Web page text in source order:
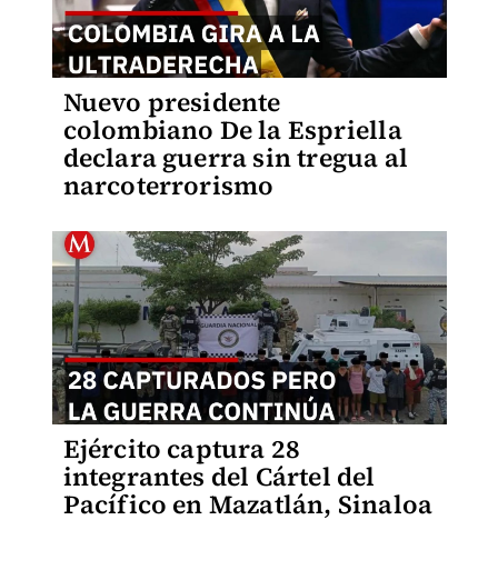
Nuevo presidente
colombiano De la Espriella
declara guerra sin tregua al
narcoterrorismo
Ejército captura 28
integrantes del Cártel del
Pacífico en Mazatlán, Sinaloa